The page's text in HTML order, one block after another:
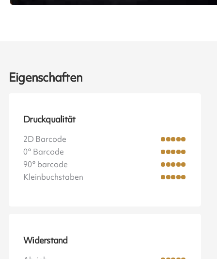
Eigenschaften
Druckqualität
2D Barcode
0° Barcode
90° barcode
Kleinbuchstaben
Widerstand